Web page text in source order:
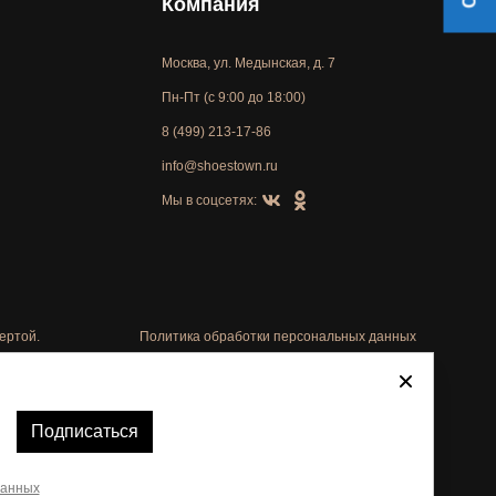
Компания
Москва, ул. Медынская, д. 7
Пн-Пт (с 9:00 до 18:00)
8 (499) 213-17-86
info@shoestown.ru
Мы в соцсетях:
Политика обработки персональных данных
Автоматизировано -
Подписаться